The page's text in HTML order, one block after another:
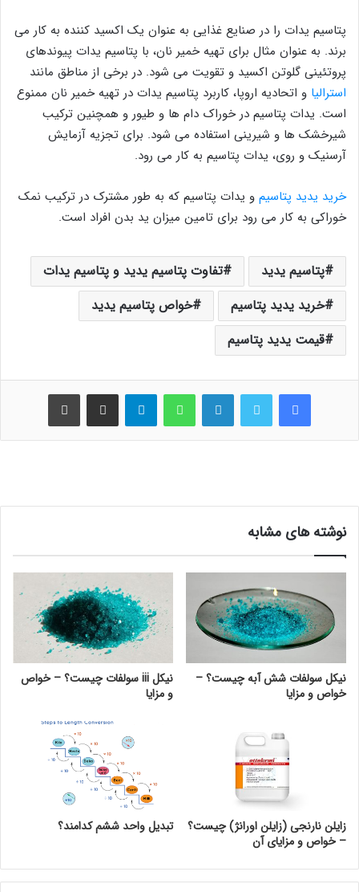
پتاسیم یدات را در صنایع غذایی به عنوان یک اکسید کننده به کار می
برند. به عنوان مثال برای تهیه خمیر نان، با پتاسیم یدات پیوندهای
پروتئینی گلوتن اکسید و تقویت می شود. در برخی از مناطق مانند
استرالیا و اتحادیه اروپا، کاربرد پتاسیم یدات در تهیه خمیر نان ممنوع
است. یدات پتاسیم در خوراک دام ها و طیور و همچنین ترکیب
شیرخشک ها و شیرینی استفاده می شود. برای تجزیه آزمایش
آرسنیک و روی، یدات پتاسیم به کار می رود.
خرید یدید پتاسیم و یدات پتاسیم که به طور مشترک در ترکیب نمک
خوراکی به کار می رود برای تامین میزان ید بدن افراد است.
پتاسیم یدید
تفاوت پتاسیم یدید و پتاسیم یدات
خرید یدید پتاسیم
خواص پتاسیم یدید
قیمت یدید پتاسیم
فیس بوک لینکدین واتس آپ اشتراک گذاری از طریق ایمیل
نوشته های مشابه
نیکل سولفات شش آبه چیست؟ –
خواص و مزایا
نیکل iii سولفات چیست؟ – خواص
و مزایا
زایلن نارنجی (زایلن اورانژ) چیست؟
– خواص و مزایای آن
تبدیل واحد ششم کدامند؟